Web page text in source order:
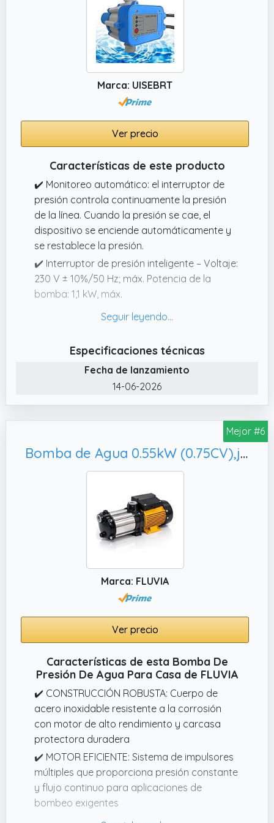
para equipos industriales.
Marca: UISEBRT
Ver precio
Características de este producto
✔️ Monitoreo automático: el interruptor de
presión controla continuamente la presión
de la línea. Cuando la presión se cae, el
dispositivo se enciende automáticamente y
se restablece la presión.
✔️ Interruptor de presión inteligente – Voltaje:
230 V ± 10%/50 Hz; máx. Potencia de la
bomba: 1,1 kW, máx.
✔️ Uso múltiple: el interruptor de presión de
bombas de agua, interruptor de presión
para bombear mucha agua de piscinas.
Soluciones de control automático para
bombas de jardín, bombas de pozos
profundos, bombas centrífugas o bombas
✔️ Protección de seguridad: el interruptor de
está equipado con una válvula antirretorno y
una protección de marcha en seco, que
protege eficazmente tu bomba contra el
funcionamiento en seco, el efecto
✔️ Fácil de usar: el control de la bomba se
jardín. Ya no es necesario ajustar
agua y se pueden controlar diferentes tipos
de bombas de agua.
Especificaciones técnicas
Fecha de lanzamiento
14-06-2026
Mejor #6
Bomba de Agua 0.55kW (0.75CV),jardín y riego. bomba de presión -Fluvia
Marca: FLUVIA
Ver precio
Características de esta Bomba De
Presión De Agua Para Casa de FLUVIA
✔️ CONSTRUCCIÓN ROBUSTA: Cuerpo de
acero inoxidable resistente a la corrosión
con motor de alto rendimiento y carcasa
protectora duradera
✔️ MOTOR EFICIENTE: Sistema de impulsores
múltiples que proporciona presión constante
y flujo continuo para aplicaciones de
bombeo exigentes
✔️ DISEÑO COMPACTO: Configuración